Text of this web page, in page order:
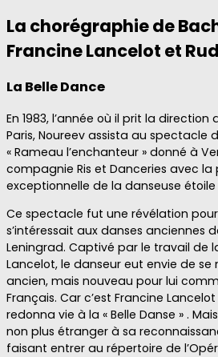
La chorégraphie de
Francine Lancelot et
La Belle Dance
En 1983, l’année où il prit la direction
Paris, Noureev assista au spectacle
« Rameau l’enchanteur » donné à
compagnie Ris et Danceries avec
exceptionnelle de la danseuse étoile
Ce spectacle fut une révélation
s’intéressait aux danses anciennes
Leningrad. Captivé par le travail de
Lancelot, le danseur eut envie de se
ancien, mais nouveau pour lui
Français. Car c’est Francine
redonna vie à la « Belle Danse » .
non plus étranger à sa
faisant entrer au répertoire de